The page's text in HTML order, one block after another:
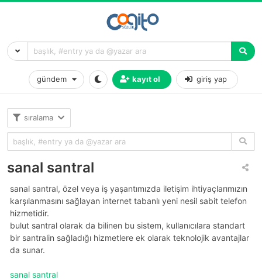
gündem kayıt ol giriş yap
sıralama
sanal santral
sanal santral, özel veya iş yaşantımızda iletişim ihtiyaçlarımızın
karşılanmasını sağlayan internet tabanlı yeni nesil sabit telefon
hizmetidir.
bulut santral olarak da bilinen bu sistem, kullanıcılara standart
bir santralin sağladığı hizmetlere ek olarak teknolojik avantajlar
da sunar.
sanal santral